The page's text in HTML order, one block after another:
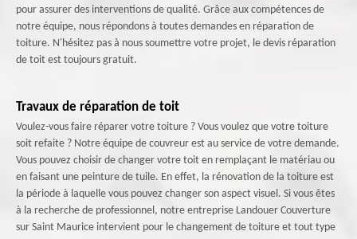
pour assurer des interventions de qualité. Grâce aux compétences de
notre équipe, nous répondons à toutes demandes en réparation de
toiture. N'hésitez pas à nous soumettre votre projet, le devis réparation
de toit est toujours gratuit.
Travaux de réparation de toit
Voulez-vous faire réparer votre toiture ? Vous voulez que votre toiture
soit refaite ? Notre équipe de couvreur est au service de votre demande.
Vous pouvez choisir de changer votre toit en remplaçant le matériau ou
en faisant une peinture de tuile. En effet, la rénovation de la toiture est
la période à laquelle vous pouvez changer son aspect visuel. Si vous êtes
à la recherche de professionnel, notre entreprise Landouer Couverture
sur Saint Maurice intervient pour le changement de toiture et tout type